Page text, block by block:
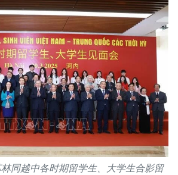
同越中各时期留学生、大学生合影留